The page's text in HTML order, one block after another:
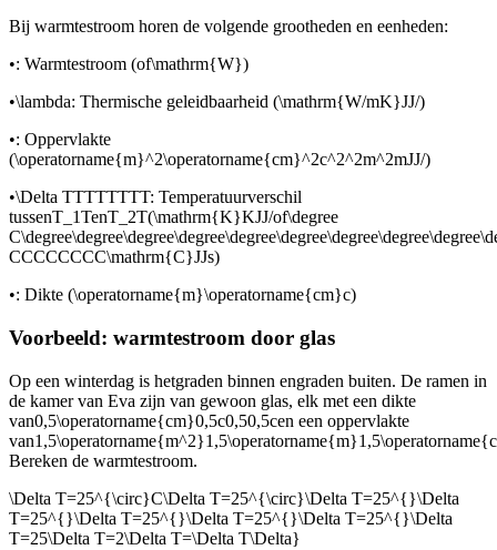
Bij warmtestroom horen de volgende grootheden en eenheden:
•: Warmtestroom (of\mathrm{W})
•\lambda: Thermische geleidbaarheid (\mathrm{W/mK}JJ/)
•: Oppervlakte
(\operatorname{m}^2\operatorname{cm}^2c^2^2m^2mJJ/)
•\Delta TTTTTTTT: Temperatuurverschil
tussenT_1TenT_2T(\mathrm{K}KJJ/of\degree
CCCCCCCC\mathrm{C}JJs)
•: Dikte (\operatorname{m}\operatorname{cm}c)
Voorbeeld: warmtestroom door glas
Op een winterdag is hetgraden binnen engraden buiten. De ramen in
de kamer van Eva zijn van gewoon glas, elk met een dikte
van0,5\operatorname{cm}0,5c0,50,5cen een oppervlakte
van
Bereken de warmtestroom.
\Delta T=25^{\circ}C\Delta T=25^{\circ}\Delta T=25^{}\Delta
T=25^{}\Delta T=25^{}\Delta T=25^{}\Delta T=25^{}\Delta
T=25\Delta T=2\Delta T=\Delta T\Delta}